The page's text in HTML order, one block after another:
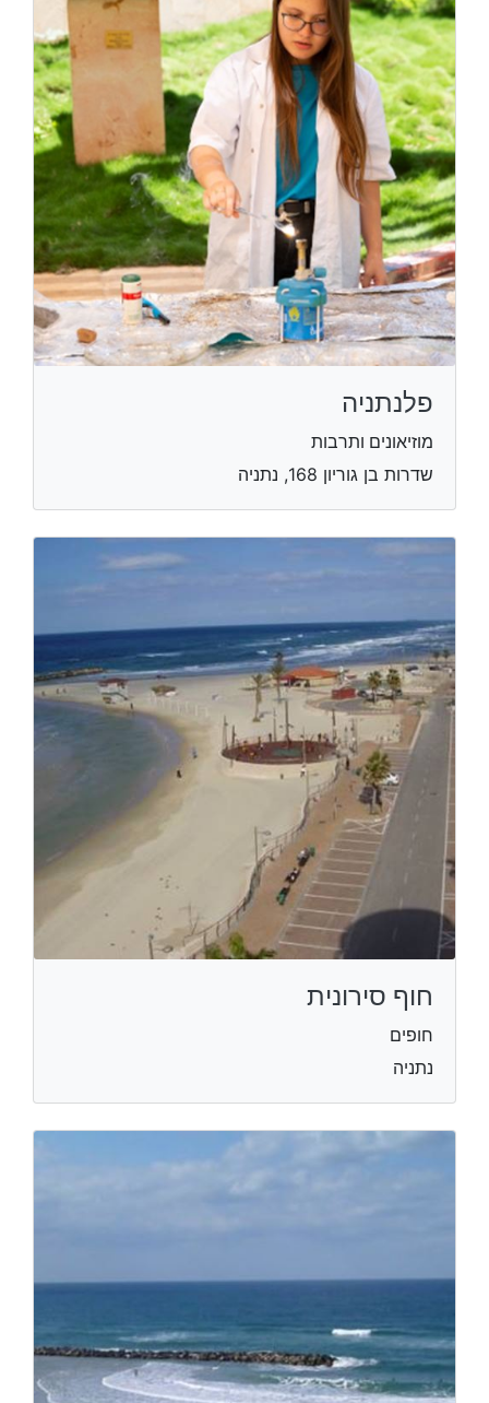
פלנתניה
מוזיאונים ותרבות
שדרות בן גוריון 168, נתניה
חוף סירונית
חופים
נתניה